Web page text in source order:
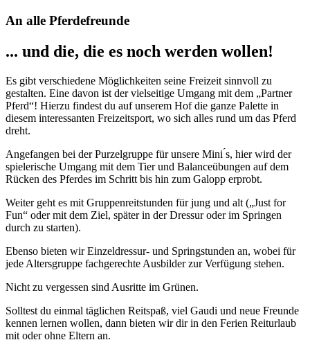
An alle Pferdefreunde
... und die, die es noch werden wollen!
Es gibt verschiedene Möglichkeiten seine Freizeit sinnvoll zu
gestalten. Eine davon ist der vielseitige Umgang mit dem „Partner
Pferd“! Hierzu findest du auf unserem Hof die ganze Palette in
diesem interessanten Freizeitsport, wo sich alles rund um das Pferd
dreht.
Angefangen bei der Purzelgruppe für unsere Mini ́s, hier wird der
spielerische Umgang mit dem Tier und Balanceübungen auf dem
Rücken des Pferdes im Schritt bis hin zum Galopp erprobt.
Weiter geht es mit Gruppenreitstunden für jung und alt („Just for
Fun“ oder mit dem Ziel, später in der Dressur oder im Springen
durch zu starten).
Ebenso bieten wir Einzeldressur- und Springstunden an, wobei für
jede Altersgruppe fachgerechte Ausbilder zur Verfügung stehen.
Nicht zu vergessen sind Ausritte im Grünen.
Solltest du einmal täglichen Reitspaß, viel Gaudi und neue Freunde
kennen lernen wollen, dann bieten wir dir in den Ferien Reiturlaub
mit oder ohne Eltern an.